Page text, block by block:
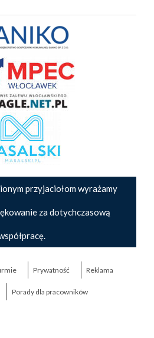
przyjaciołom wyrażamy
za dotychczasową
Prywatność Reklama
Porady dla pracowników